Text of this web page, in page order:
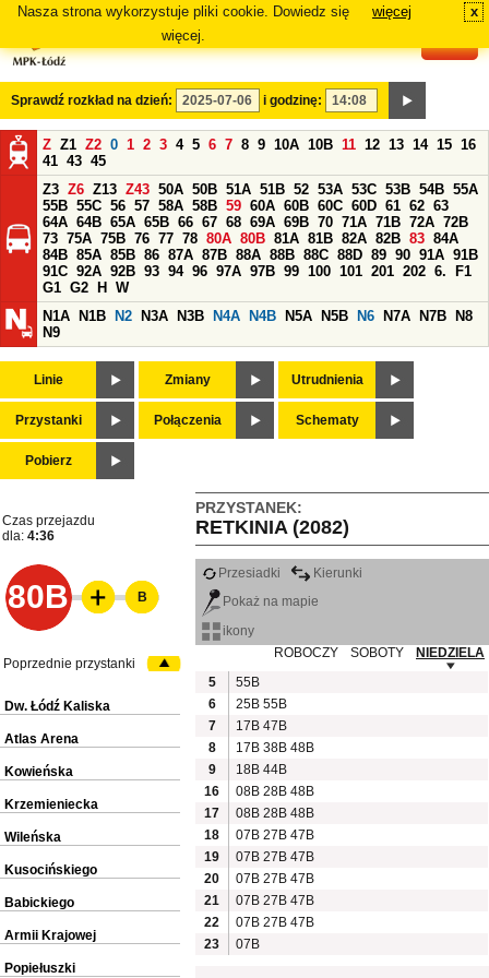
Nasza strona wykorzystuje pliki cookie. Dowiedz się
więcej.
więcej x
Sprawdź rozkład na dzień: i godzinę:
Z Z1 Z2 0 1 2 3 4 5 6 7 8 9 10A 10B 11 12 13 14 15 16
41 43 45
Z3 Z6 Z13 Z43 50A 50B 51A 51B 52 53A 53C 53B 54B 55A
55B 55C 56 57 58A 58B 59 60A 60B 60C 60D 61 62 63
64A 64B 65A 65B 66 67 68 69A 69B 70 71A 71B 72A 72B
73 75A 75B 76 77 78 80A 80B 81A 81B 82A 82B 83 84A
84B 85A 85B 86 87A 87B 88A 88B 88C 88D 89 90 91A 91B
91C 92A 92B 93 94 96 97A 97B 99 100 101 201 202 6.
F1
G1 G2 H
W
N1A
N1B N2 N3A N3B N4A N4B N5A N5B N6 N7A N7B
N8
N9
Linie Zmiany Utrudnienia
Przystanki Połączenia Schematy
Pobierz
PRZYSTANEK:
RETKINIA (2082)
Czas przejazdu
dla: 4:36
80B
Przesiadki
Kierunki
Pokaż na mapie
ikony
ROBOCZY
SOBOTY
NIEDZIELA
5
55B
6
25B 55B
7
17B 47B
8
17B 38B 48B
9
18B 44B
16
08B 28B 48B
17
08B 28B 48B
18
07B 27B 47B
19
07B 27B 47B
20
07B 27B 47B
21
07B 27B 47B
22
07B 27B 47B
23
07B
B
Poprzednie przystanki
Dw. Łódź Kaliska
Atlas Arena
Kowieńska
Krzemieniecka
Wileńska
Kusocińskiego
Babickiego
Armii Krajowej
Popiełuszki